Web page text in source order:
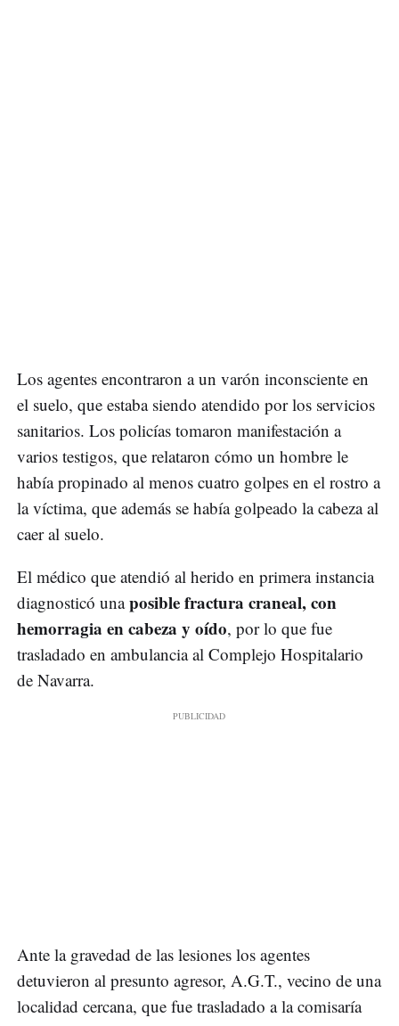
Los agentes encontraron a un varón inconsciente en
el suelo, que estaba siendo atendido por los servicios
sanitarios. Los policías tomaron manifestación a
varios testigos, que relataron cómo un hombre le
había propinado al menos cuatro golpes en el rostro a
la víctima, que además se había golpeado la cabeza al
caer al suelo.
El médico que atendió al herido en primera instancia
diagnosticó unaposible fractura craneal, con
hemorragia en cabeza y oído, por lo que fue
trasladado en ambulancia al Complejo Hospitalario
de Navarra.
Ante la gravedad de las lesiones los agentes
detuvieron al presunto agresor, A.G.T., vecino de una
localidad cercana, que fue trasladado a la comisaría